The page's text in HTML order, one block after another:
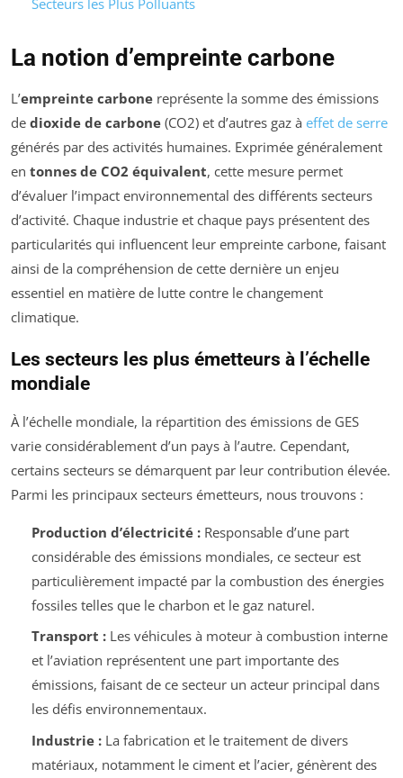
La notion d’empreinte carbone
L’empreinte carbone représente la somme des émissions
de dioxide de carbone (CO2) et d’autres gaz à effet de serre
générés par des activités humaines. Exprimée généralement
en tonnes de CO2 équivalent, cette mesure permet
d’évaluer l’impact environnemental des différents secteurs
d’activité. Chaque industrie et chaque pays présentent des
particularités qui influencent leur empreinte carbone, faisant
ainsi de la compréhension de cette dernière un enjeu
essentiel en matière de lutte contre le changement
climatique.
Les secteurs les plus émetteurs à l’échelle
mondiale
À l’échelle mondiale, la répartition des émissions de GES
varie considérablement d’un pays à l’autre. Cependant,
certains secteurs se démarquent par leur contribution élevée.
Parmi les principaux secteurs émetteurs, nous trouvons :
Production d’électricité :Responsable d’une part
considérable des émissions mondiales, ce secteur est
particulièrement impacté par la combustion des énergies
fossiles telles que le charbon et le gaz naturel.
Transport :Les véhicules à moteur à combustion interne
et l’aviation représentent une part importante des
émissions, faisant de ce secteur un acteur principal dans
les défis environnementaux.
Industrie :La fabrication et le traitement de divers
matériaux, notamment le ciment et l’acier, génèrent des